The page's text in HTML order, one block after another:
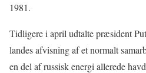
1981.
Tidligere i april udtalte præsident
landes afvisning af et normalt
en del af russisk energi allerede